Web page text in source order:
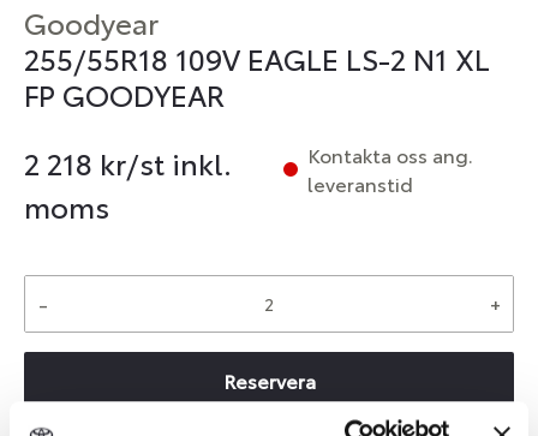
Goodyear
255/55R18 109V EAGLE LS-2 N1 XL
FP GOODYEAR
2 218 kr/st inkl.
moms
Kontakta oss ang.
leveranstid
- +
Reservera